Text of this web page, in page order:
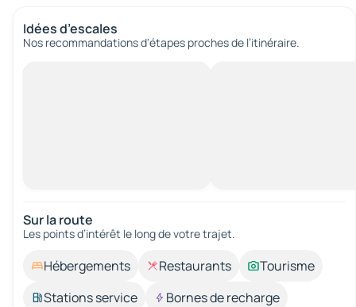
Idées d’escales
Nos recommandations d'étapes proches de l’itinéraire.
Sur la route
Les points d’intérêt le long de votre trajet.
Hébergements Restaurants
Tourisme
Stations service
Bornes de recharge